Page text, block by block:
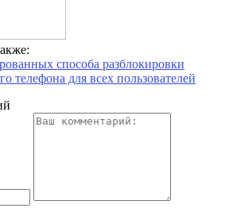
способа разблокировки
телефона для всех пользователей